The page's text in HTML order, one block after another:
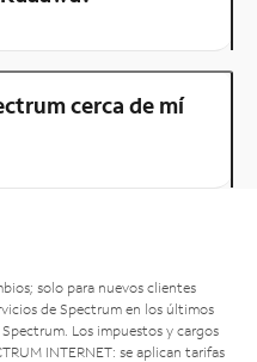
cerca de mí
solo para nuevos clientes
de Spectrum en los últimos
Los impuestos y cargos
INTERNET: se aplican tarifas